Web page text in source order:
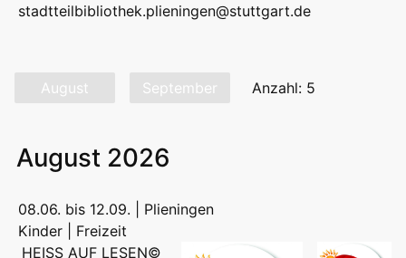
stadtteilbibliothek.plieningen@stuttgart.de
August September Anzahl: 5
August 2026
08.06. bis 12.09. | Plieningen
Kinder | Freizeit
HEISS AUF LESEN©